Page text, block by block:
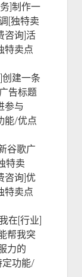
]制作一
[独特卖
咨询]活
特卖点
建一条
告标题
参与
能/优点
谷歌广
特卖
咨询]优
特卖点
在[行业]
帮我突
力的
定功能/